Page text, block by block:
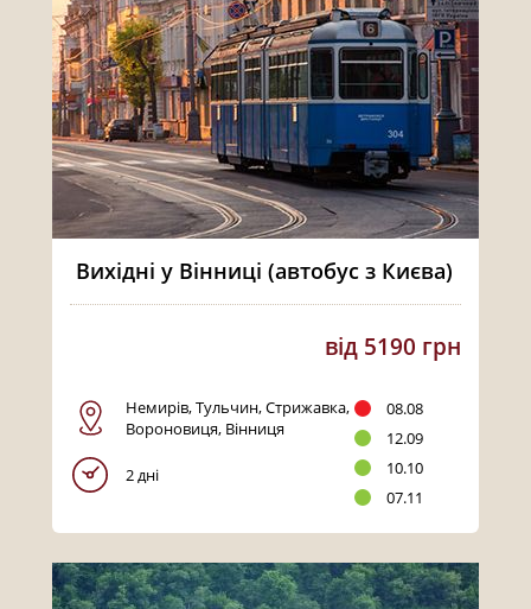
Вихідні у Вінниці (автобус з Києва)
від 5190 грн
Немирів, Тульчин, Стрижавка,
Вороновиця, Вінниця
2 дні
08.08
12.09
10.10
07.11